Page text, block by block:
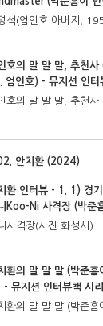
석(엄인호 아버지,
호의 말 말 말, 추천사
엄인호) - 뮤지션 인터
호의 말 말 말, 추천사
안치환 (2024)
환 인터뷰 - 1. 1) 경기
Koo-Ni 사격장 (박준
사격장(사진 화성시) ...
환의 말 말 말 (박준흠
- 뮤지션 인터뷰책 시
환의 말 말 말 (박준흠